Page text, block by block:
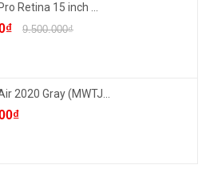
Retina 15 inch ...
9.500.000₫
2020 Gray (MWTJ...